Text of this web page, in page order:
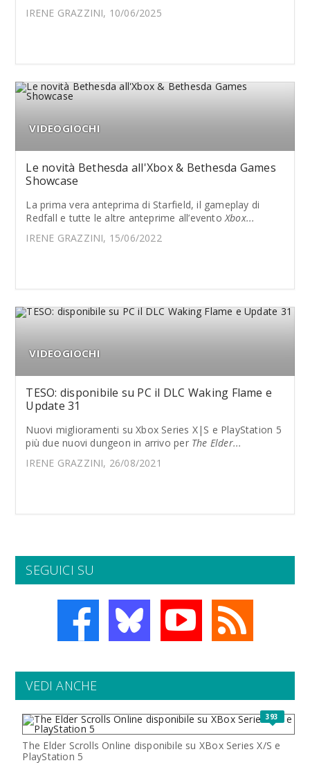
IRENE GRAZZINI, 10/06/2025
VIDEOGIOCHI
Le novità Bethesda all'Xbox & Bethesda Games
Showcase
La prima vera anteprima di Starfield, il gameplay di
Redfall e tutte le altre anteprime all’evento Xbox...
IRENE GRAZZINI, 15/06/2022
VIDEOGIOCHI
TESO: disponibile su PC il DLC Waking Flame e
Update 31
Nuovi miglioramenti su Xbox Series X|S e PlayStation 5
più due nuovi dungeon in arrivo per The Elder...
IRENE GRAZZINI, 26/08/2021
SEGUICI SU
VEDI ANCHE
393
The Elder Scrolls Online disponibile su XBox Series X/S e
PlayStation 5